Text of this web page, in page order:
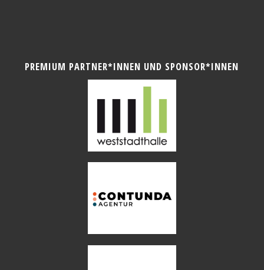
PREMIUM PARTNER*INNEN UND SPONSOR*INNEN